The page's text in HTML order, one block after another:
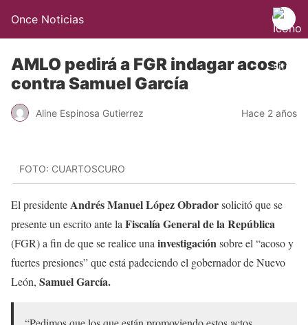
Once Noticias
AMLO pedirá a FGR indagar acoso
contra Samuel García
Aline Espinosa Gutierrez Hace 2 años
FOTO: CUARTOSCURO
El presidenteAndrés Manuel López Obradorsolicitó que se
presente un escrito ante la Fiscalía General de la República
(FGR) a fin de que se realice una investigaciónsobre el “acoso y
fuertes presiones” que está padeciendo el gobernador de Nuevo
León, Samuel García.